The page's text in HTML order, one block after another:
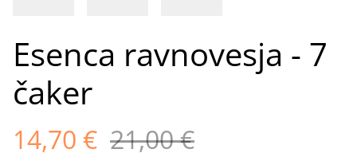
Esenca ravnovesja - 7
čaker
14,70 € 21,00 €